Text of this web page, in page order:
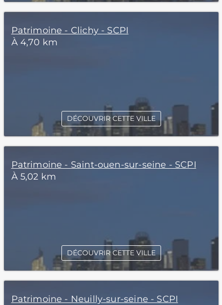
Patrimoine - Clichy - SCPI
À 4,70 km
DÉCOUVRIR CETTE VILLE
Patrimoine - Saint-ouen-sur-seine - SCPI
À 5,02 km
DÉCOUVRIR CETTE VILLE
Patrimoine - Neuilly-sur-seine - SCPI